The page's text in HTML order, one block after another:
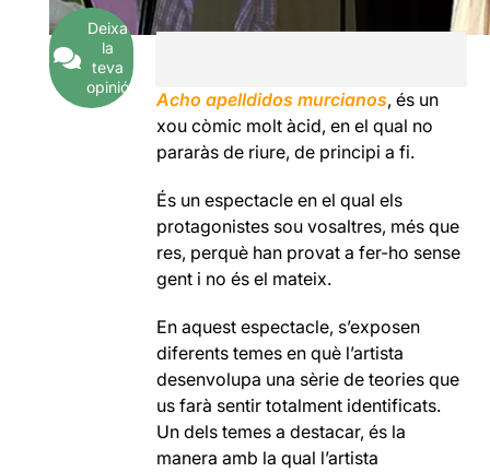
Deixa
la
teva
opinió
Acho apelldidos murcianos, és un
xou còmic molt àcid, en el qual no
pararàs de riure, de principi a fi.
És un espectacle en el qual els
protagonistes sou vosaltres, més que
res, perquè han provat a fer-ho sense
gent i no és el mateix.
En aquest espectacle, s’exposen
diferents temes en què l’artista
desenvolupa una sèrie de teories que
us farà sentir totalment identificats.
Un dels temes a destacar, és la
manera amb la qual l’artista